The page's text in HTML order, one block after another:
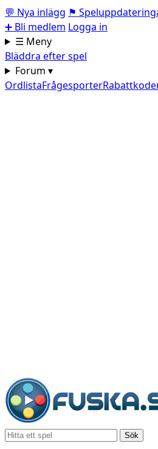
💬 Nya inlägg ⚑
➕ Bli medlem Logga in
☰ Meny
Bläddra efter spel
Forum ▾
OrdlistaFrågesporter
Sök